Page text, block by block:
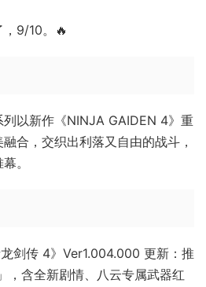
9/10。🔥
以新作《NINJA GAIDEN 4》重
合，交织出利落又自由的战斗，
。
剑传 4》Ver1.004.000 更新：推
，含全新剧情、八云专属武器红